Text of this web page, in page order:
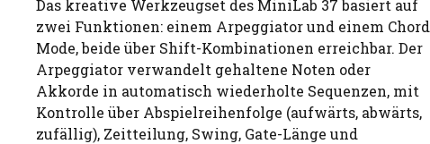
Das kreative Werkzeugset des MiniLab 37 basiert auf
zwei Funktionen: einem Arpeggiator und einem Chord
Mode, beide über Shift-Kombinationen erreichbar. Der
Arpeggiator verwandelt gehaltene Noten oder
Akkorde in automatisch wiederholte Sequenzen, mit
Kontrolle über Abspielreihenfolge (aufwärts, abwärts,
zufällig), Zeitteilung, Swing, Gate-Länge und